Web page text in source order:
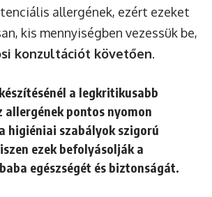
allergének, ezért ezeket
kis mennyiségben vezessük be,
konzultációt követően.
a legkritikusabb
allergének pontos nyomon
higiéniai szabályok szigorú
ezek befolyásolják a
egészségét és biztonságát.